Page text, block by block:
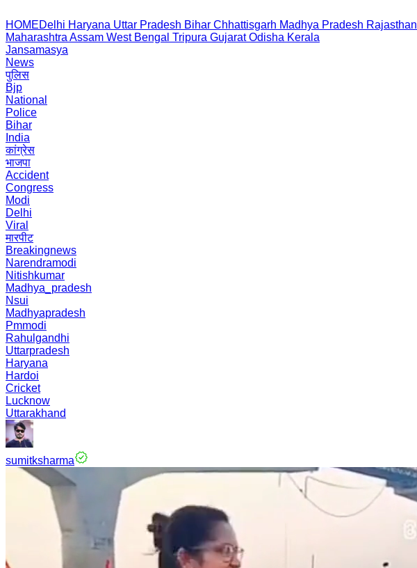
HOMEDelhi Haryana Uttar Pradesh Bihar Chhattisgarh Madhya Pradesh Rajasthan
Maharashtra Assam West Bengal Tripura Gujarat Odisha Kerala
Jansamasya
News
पुलिस
Bjp
National
Police
Bihar
India
कांग्रेस
भाजपा
Accident
Congress
Modi
Delhi
Viral
मारपीट
Breakingnews
Narendramodi
Nitishkumar
Madhya_pradesh
Nsui
Madhyapradesh
Pmmodi
Rahulgandhi
Uttarpradesh
Haryana
Hardoi
Cricket
Lucknow
Uttarakhand
sumitksharma